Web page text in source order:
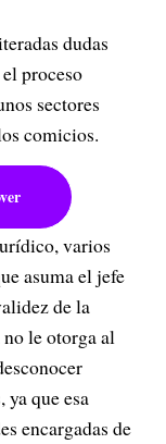
dudas
proceso
sectores
comicios.
varios
asuma el jefe
de la
le otorga al
que esa
encargadas de